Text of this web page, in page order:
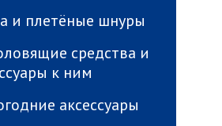
и плетёные шнуры
средства и
к ним
аксессуары